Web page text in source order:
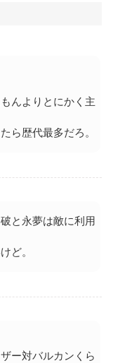
んよりとにかく主
ら歴代最多だろ。
と永夢は敵に利用
ど。
ー対バルカンくら